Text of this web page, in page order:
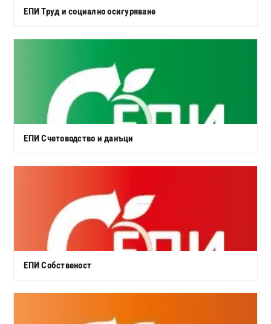
ЕПИ Труд и социално осигуряване
ЕПИ Счетоводство и данъци
ЕПИ Собственост